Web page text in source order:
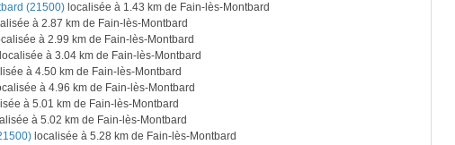
(21500) localisée à 1.43 km de Fain-lès-Montbard
à 2.87 km de Fain-lès-Montbard
à 2.99 km de Fain-lès-Montbard
localisée à 3.04 km de Fain-lès-Montbard
à 4.50 km de Fain-lès-Montbard
à 4.96 km de Fain-lès-Montbard
à 5.01 km de Fain-lès-Montbard
à 5.02 km de Fain-lès-Montbard
localisée à 5.28 km de Fain-lès-Montbard